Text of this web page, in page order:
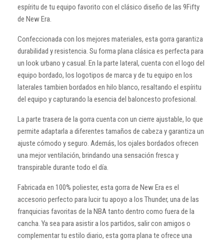
espíritu de tu equipo favorito con el clásico diseño de las 9Fifty
de New Era.
Confeccionada con los mejores materiales, esta gorra garantiza
durabilidad y resistencia. Su forma plana clásica es perfecta para
un look urbano y casual. En la parte lateral, cuenta con el logo del
equipo bordado, los logotipos de marca y de tu equipo en los
laterales tambien bordados en hilo blanco, resaltando el espíritu
del equipo y capturando la esencia del baloncesto profesional.
La parte trasera de la gorra cuenta con un cierre ajustable, lo que
permite adaptarla a diferentes tamaños de cabeza y garantiza un
ajuste cómodo y seguro. Además, los ojales bordados ofrecen
una mejor ventilación, brindando una sensación fresca y
transpirable durante todo el día.
Fabricada en 100% poliester, esta gorra de New Era es el
accesorio perfecto para lucir tu apoyo a los Thunder, una de las
franquicias favoritas de la NBA tanto dentro como fuera de la
cancha. Ya sea para asistir a los partidos, salir con amigos o
complementar tu estilo diario, esta gorra plana te ofrece una